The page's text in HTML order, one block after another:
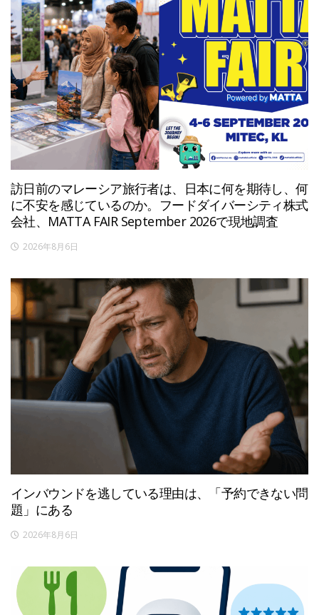
訪日前のマレーシア旅行者は、日本に何を期待し、何
に不安を感じているのか。フードダイバーシティ株式
会社、MATTA FAIR September 2026で現地調査
2026年8月6日
インバウンドを逃している理由は、「予約できない問
題」にある
2026年8月6日